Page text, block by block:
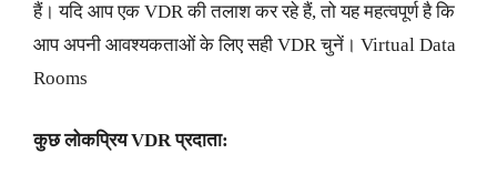
हैं। यदि आप एक VDR की तलाश कर रहे हैं, तो यह महत्वपूर्ण है कि
आप अपनी आवश्यकताओं के लिए सही VDR चुनें। Virtual Data
Rooms
कुछ लोकप्रियVDRप्रदाता: